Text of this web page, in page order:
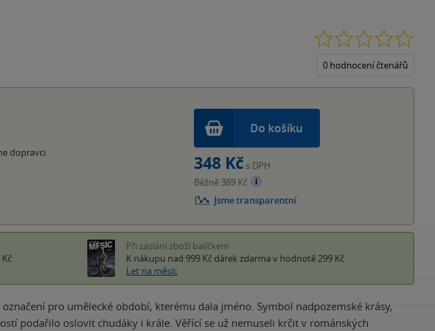
0 hodnocení čtenářů
dopravci
Do košíku
348 Kč s DPH
Běžně 389 Kč
Jsme transparentní
Při zaslání zboží balíčkem
K nákupu nad 999 Kč dárek zdarma v hodnotě 299 Kč
Let na měsíc
pro umělecké období, kterému dala jméno. Symbol nadpozemské krásy,
podařilo oslovit chudáky i krále. Věřící se už nemuseli krčit v románských